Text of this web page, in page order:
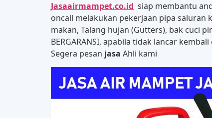
Jasaairmampet.co.id siap membantu
oncall melakukan pekerjaan pipa saluran
makan, Talang hujan (Gutters), bak cuci
BERGARANSI, apabila tidak lancar
Segera pesan jasa Ahli kami